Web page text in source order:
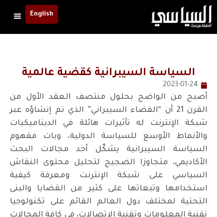
English
السياسة السيبرانية كقضية عالمية
2023-01-24
أصبح من الواضح بحلول منتصف العقد الأول من
القرن 21 أن “الفضاء السيبراني” الذي تم إنشاؤه عبر
شبكة الإنترنت له تأثيرات هائلة في الديناميكيات
والأنماط الأوسع للسياسة الدولية، وبات مفهوم
السياسة السيبرانية يشكّل أحد مجالات البحث
الأكاديمي، متجاوزا الضجيج لتحليل محتوى النقاش
السياسي على شبكة الإنترنت ومعرفة كيفية
استخدامها وتبعاتها على كثير من القضايا والبنى
التحتية لمختلف دول العالم القائم على تكنولوجيا
تقنية المعلومات وتقنية الاتصالات، في كافة المجالات